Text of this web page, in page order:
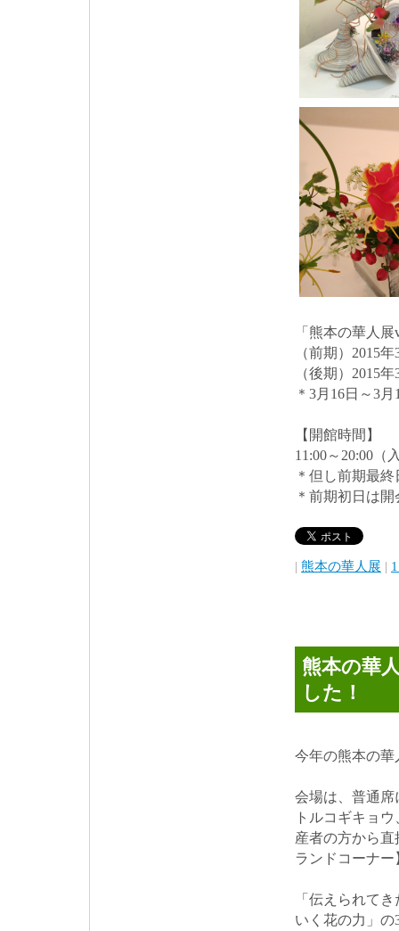
「熊本の華人展
（前期）2015
（後期）2015
＊3月16日～3
【開館時間】
11:00～20:00（
＊但し前期最
＊前期初日は
| 熊本の華人展 |
熊本の華
した！
今年の熊本の華
会場は、普通席
トルコギキョ
産者の方から
ランドコーナー
「伝えられて
いく花の力」の